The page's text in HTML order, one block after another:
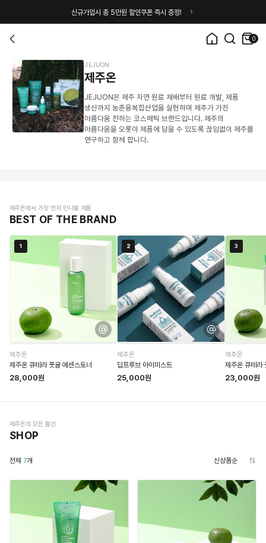
신규가입시 총 5만원 할인쿠폰 즉시 증정!
0
JEJUON
제주온
JEJUON은 제주 자연 원료 재배부터 원료 개발, 제품
생산까지 농촌융복합산업을 실현하며 제주가 가진
아름다움 전하는 코스메틱 브랜드입니다. 제주의
아름다움을 오롯이 제품에 담을 수 있도록 끊임없이 제주를
연구하고 함께 합니다.
제주온에서 가장 먼저 만나볼 제품
BEST OF THE BRAND
1
제주온
제주온 큐테라 풋귤 에센스토너
28,000원
2
제주온
딥프루브 아이미스트
25,000원
3
제주온
제주온 큐테라
23,000원
제주온의 모든 물건
SHOP
전체 7개